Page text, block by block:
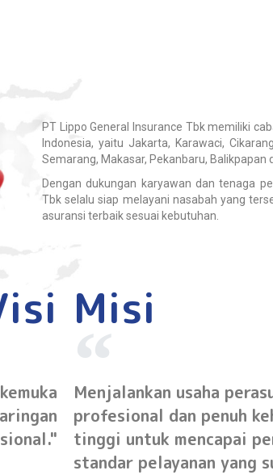
PT Lippo General Insurance Tbk memiliki
Indonesia, yaitu Jakarta, Karawaci,
Semarang, Makasar, Pekanbaru, Balikpapan
Dengan dukungan karyawan dan tenaga
Tbk selalu siap melayani nasabah yang
asuransi terbaik sesuai kebutuhan.
Misi
Menjalankan usaha
profesional dan penuh
tinggi untuk mencapai
standar pelayanan yang